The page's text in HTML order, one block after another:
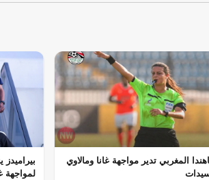
المغربي تدير مواجهة غانا ومالاوي
لمواجهة